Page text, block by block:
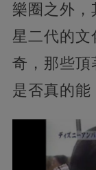
樂圈之外，
星二代的文
奇，那些頂
是否真的能